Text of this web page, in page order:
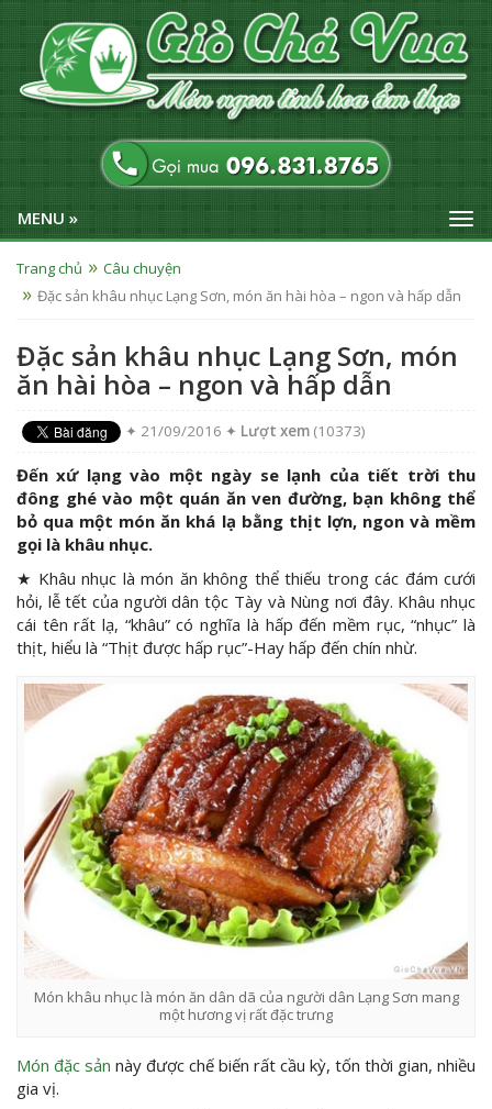
MENU »
Trang chủ
Câu chuyện
Đặc sản khâu nhục Lạng Sơn, món ăn hài hòa – ngon và hấp dẫn
Đặc sản khâu nhục Lạng Sơn, món
ăn hài hòa – ngon và hấp dẫn
✦ 21/09/2016 ✦ Lượt xem (10373)
Đến xứ lạng vào một ngày se lạnh của tiết trời thu
đông ghé vào một quán ăn ven đường, bạn không thể
bỏ qua một món ăn khá lạ bằng thịt lợn, ngon và mềm
gọi là khâu nhục.
★ Khâu nhục là món ăn không thể thiếu trong các đám cưới
hỏi, lễ tết của người dân tộc Tày và Nùng nơi đây. Khâu nhục
cái tên rất lạ, “khâu” có nghĩa là hấp đến mềm rục, “nhục” là
thịt, hiểu là “Thịt được hấp rục”-Hay hấp đến chín nhừ.
Món khâu nhục là món ăn dân dã của người dân Lạng Sơn mang
một hương vị rất đặc trưng
Món đặc sản này được chế biến rất cầu kỳ, tốn thời gian, nhiều
gia vị.